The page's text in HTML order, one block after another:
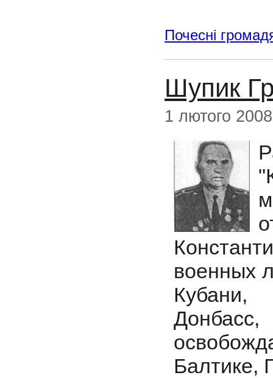
Почесні
Шупик
1 лютого 2008
военных
Кубани,
Балтике,